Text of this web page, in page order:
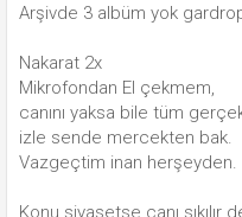
Arşivde 3 albüm yok
Nakarat 2x
Mikrofondan El çekmem,
canını yaksa bile tüm
izle sende mercekten bak.
Vazgeçtim inan herşeyden.
Konu siyasetse canı sıkılır